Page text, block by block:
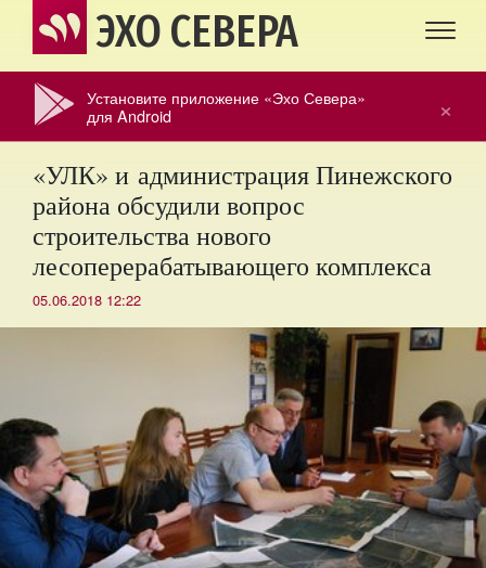
ЭХО СЕВЕРА
×
Установите приложение «Эхо Севера»
для Android
«УЛК» и администрация Пинежского
района обсудили вопрос
строительства нового
лесоперерабатывающего комплекса
05.06.2018 12:22